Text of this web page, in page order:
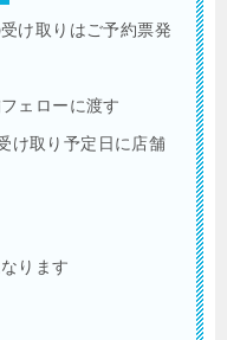
け取りはご予約票発
ェローに渡す
け取り予定日に店舗
ります